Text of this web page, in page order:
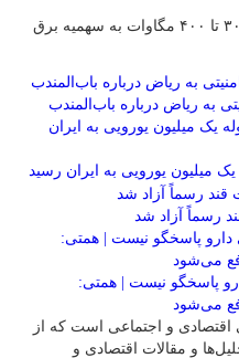
معاون وزیر صمت، گفت: مقرر شد ۳۰۰ تا ۴۰۰ مگاوات به سهمیه برق
به ریاض درباره باب‌المندب
میلیون یورویی به ایران رسید
رسماً آزاد شد
پاسخگو نیست | همتی:
می‌شود
اقتصادی و اجتماعی است که از
تحلیل‌ها و مقالات اقتصادی و